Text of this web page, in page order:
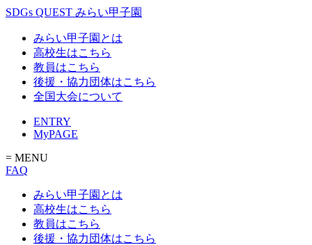
SDGs QUEST みらい甲子園
みらい甲子園とは
高校生はこちら
教員はこちら
後援・協力団体はこちら
全国大会について
ENTRY
MyPAGE
= MENU
FAQ
みらい甲子園とは
高校生はこちら
教員はこちら
後援・協力団体はこちら